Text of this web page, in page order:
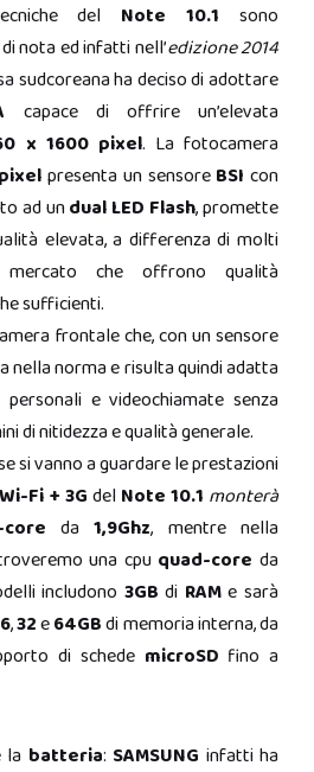
del Note 10.1 sono
nota ed infatti nell’edizione 2014
sudcoreana ha deciso di adottare
capace di offrire un’elevata
x 1600 pixel. La fotocamera
presenta un sensore BSI con
ad undual LED Flash, promette
elevata, a differenza di molti
che offrono qualità
sufficienti.
frontale che, con un sensore
nella norma e risulta quindi adatta
e videochiamate senza
di nitidezza e qualità generale.
si vanno a guardare le prestazioni
Wi-Fi + 3G del Note 10.1 monterà
da1,9Ghz, mentre nella
una cpu quad-core da
includono 3GB di RAMe sarà
,32e64GBdi memoria interna, da
di schede microSD fino a
la batteria: SAMSUNG infatti ha